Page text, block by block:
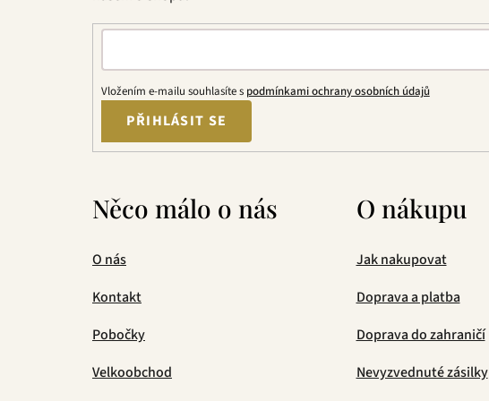
Vložením e-mailu souhlasíte s podmínkami ochrany osobních údajů
PŘIHLÁSIT SE
Něco málo o nás
O nás
Kontakt
Pobočky
Velkoobchod
O nákupu
Jak nakupovat
Doprava a platba
Doprava do zahraničí
Nevyzvednuté zásilky